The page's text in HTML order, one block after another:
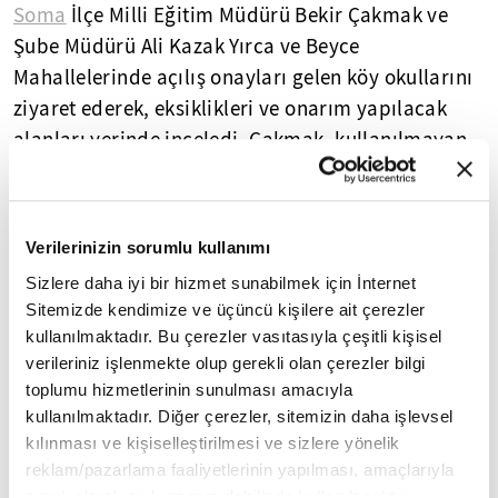
Verilerinizin sorumlu kullanımı
Sizlere daha iyi bir hizmet sunabilmek için İnternet
Sitemizde kendimize ve üçüncü kişilere ait çerezler
kullanılmaktadır. Bu çerezler vasıtasıyla çeşitli kişisel
verileriniz işlenmekte olup gerekli olan çerezler bilgi
toplumu hizmetlerinin sunulması amacıyla
kullanılmaktadır. Diğer çerezler, sitemizin daha işlevsel
kılınması ve kişiselleştirilmesi ve sizlere yönelik
reklam/pazarlama faaliyetlerinin yapılması, amaçlarıyla
Soma İlçe Milli Eğitim Müdürü Bekir Çakmak ve
Şube Müdürü Ali Kazak Yırca ve Beyce
Mahallelerinde açılış onayları gelen köy okullarını
ziyaret ederek, eksiklikleri ve onarım yapılacak
alanları yerinde inceledi. Çakmak, kullanılmayan
köy okulu binalarının köy yaşam merkezlerine
dönüşümüne ilişkin şu bilgileri paylaştı:
"Yırca ve Beyce'de ilkokul binalarımızı tekrar
öğrenciler ile buluşturuyoruz. Aynı zamanda halk
eğitimi merkezi olarak kullanılarak özellikle tarım
ve hayvancılıkla ilgili köylülerimizin ihtiyaç
duyduğu her türlü eğitimi, Tarım ve Orman
Bakanlığımızla iş birliği içinde koordineli bir
şekilde yürüterek köylümüzün bulunduğu mekana
eriştirmeye çalışıyoruz. Aynı zamanda eğer halk